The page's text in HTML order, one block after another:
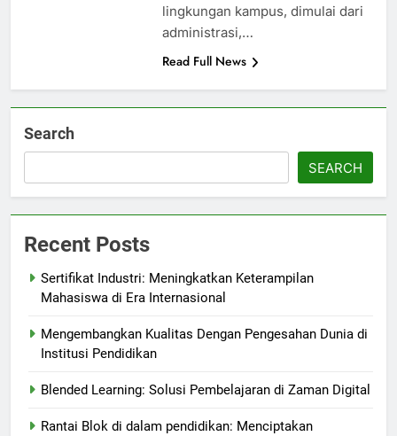
lingkungan kampus, dimulai dari
administrasi,…
Read Full News
Search
SEARCH
Recent Posts
Sertifikat Industri: Meningkatkan Keterampilan
Mahasiswa di Era Internasional
Mengembangkan Kualitas Dengan Pengesahan Dunia di
Institusi Pendidikan
Blended Learning: Solusi Pembelajaran di Zaman Digital
Rantai Blok di dalam pendidikan: Menciptakan